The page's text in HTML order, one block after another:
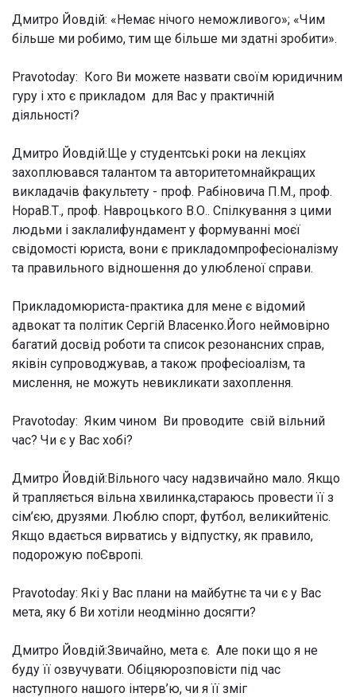
Дмитро Йовдій: «Немає нічого неможливого»; «Чим
більше ми робимо, тим ще більше ми здатні зробити».
Pravotoday: Кого Ви можете назвати своїм юридичним
гуру і хто є прикладом для Вас у практичній
діяльності?
Дмитро Йовдій:Ще у студентські роки на лекціях
захоплювався талантом та авторитетомнайкращих
викладачів факультету - проф. Рабіновича П.М., проф.
НораВ.Т., проф. Навроцького В.О.. Спілкування з цими
людьми і заклалифундамент у формуванні моєї
свідомості юриста, вони є прикладомпрофесіоналізму
та правильного відношення до улюбленої справи.
Прикладомюриста-практика для мене є відомий
адвокат та політик Сергій Власенко.Його неймовірно
багатий досвід роботи та список резонансних справ,
яківін супроводжував, а також професіоалізм, та
мислення, не можуть невикликати захоплення.
Pravotoday: Яким чином Ви проводите свій вільний
час? Чи є у Вас хобі?
Дмитро Йовдій:Вільного часу надзвичайно мало. Якщо
й трапляється вільна хвилинка,стараюсь провести її з
сім’єю, друзями. Люблю спорт, футбол, великийтеніс.
Якщо вдається вирватись у відпустку, як правило,
подорожую поЄвропі.
Pravotoday: Які у Вас плани на майбутнє та чи є у Вас
мета, яку б Ви хотіли неодмінно досягти?
Дмитро Йовдій:Звичайно, мета є. Але поки що я не
буду її озвучувати. Обіцяюрозповісти під час
наступного нашого інтерв’ю, чи я її зміг